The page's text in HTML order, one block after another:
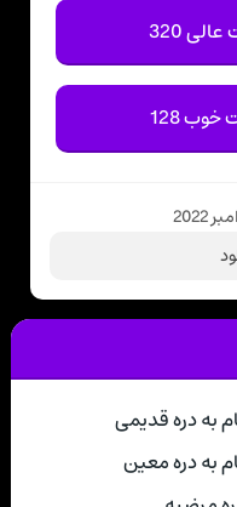
320
128
به دره قدیمی
به دره معین